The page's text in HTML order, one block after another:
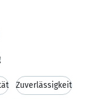
Zuverlässigkeit